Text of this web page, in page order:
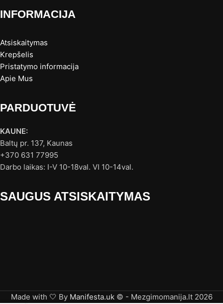
INFORMACIJA
Atsiskaitymas
Krepšelis
Pristatymo informacija
Apie Mus
PARDUOTUVĖ
KAUNE:
Baltų pr. 137, Kaunas
+370 631 77995
Darbo laikas: I-V 10-18val. VI 10-14val.
SAUGUS ATSISKAITYMAS
Made with 🤍 By Manifesta.uk© - Mezgimomanija.lt 2026